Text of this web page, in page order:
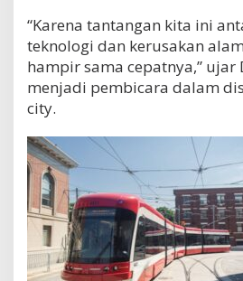
“Karena tantangan kita ini
teknologi dan kerusakan
hampir sama cepatnya,” ujar
menjadi pembicara dalam
city.